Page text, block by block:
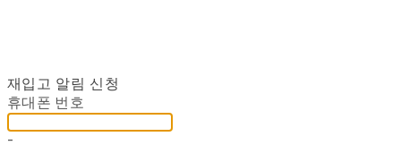
재입고 알림 신청
휴대폰 번호
-